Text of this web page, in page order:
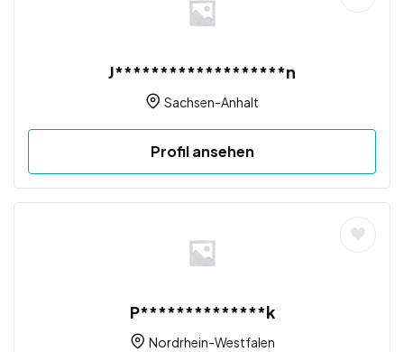
J*******************n
Sachsen-Anhalt
Profil ansehen
P**************k
Nordrhein-Westfalen